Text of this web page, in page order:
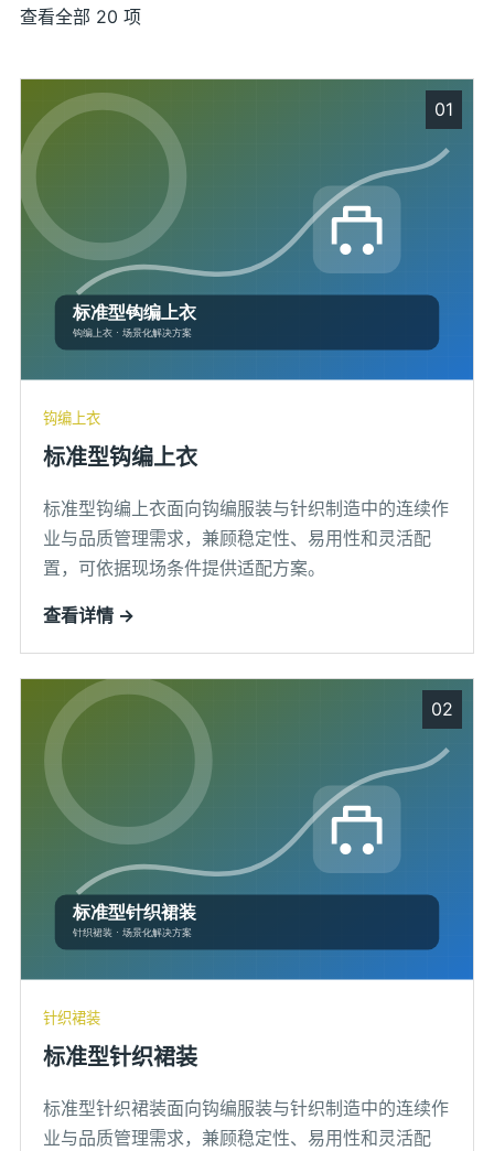
查看全部 20 项
01
钩编上衣
标准型钩编上衣
标准型钩编上衣面向钩编服装与针织制造中的连续作
业与品质管理需求，兼顾稳定性、易用性和灵活配
置，可依据现场条件提供适配方案。
查看详情 →
02
针织裙装
标准型针织裙装
标准型针织裙装面向钩编服装与针织制造中的连续作
业与品质管理需求，兼顾稳定性、易用性和灵活配